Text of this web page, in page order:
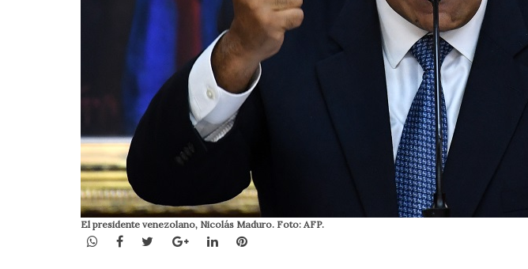
El presidente venezolano, Nicolás Maduro. Foto: AFP.
WhatsApp
Facebook
TwitterGoogle+LinkedInPinterest